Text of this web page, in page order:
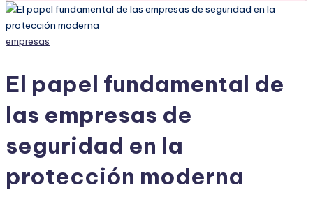
Publicado
empresas
El papel fundamental de
las empresas de
seguridad en la
protección moderna